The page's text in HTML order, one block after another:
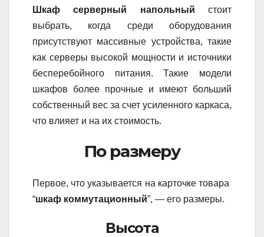
Шкаф серверный напольный стоит
выбрать, когда среди оборудования
присутствуют массивные устройства, такие
как серверы высокой мощности и источники
бесперебойного питания. Такие модели
шкафов более прочные и имеют больший
собственный вес за счет усиленного каркаса,
что влияет и на их стоимость.
По размеру
Первое, что указывается на карточке товара
“шкаф коммутационный”, — его размеры.
Высота